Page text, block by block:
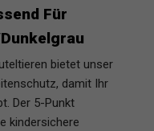
Für
bietet unser
damit Ihr
Der 5-Punkt
kindersichere